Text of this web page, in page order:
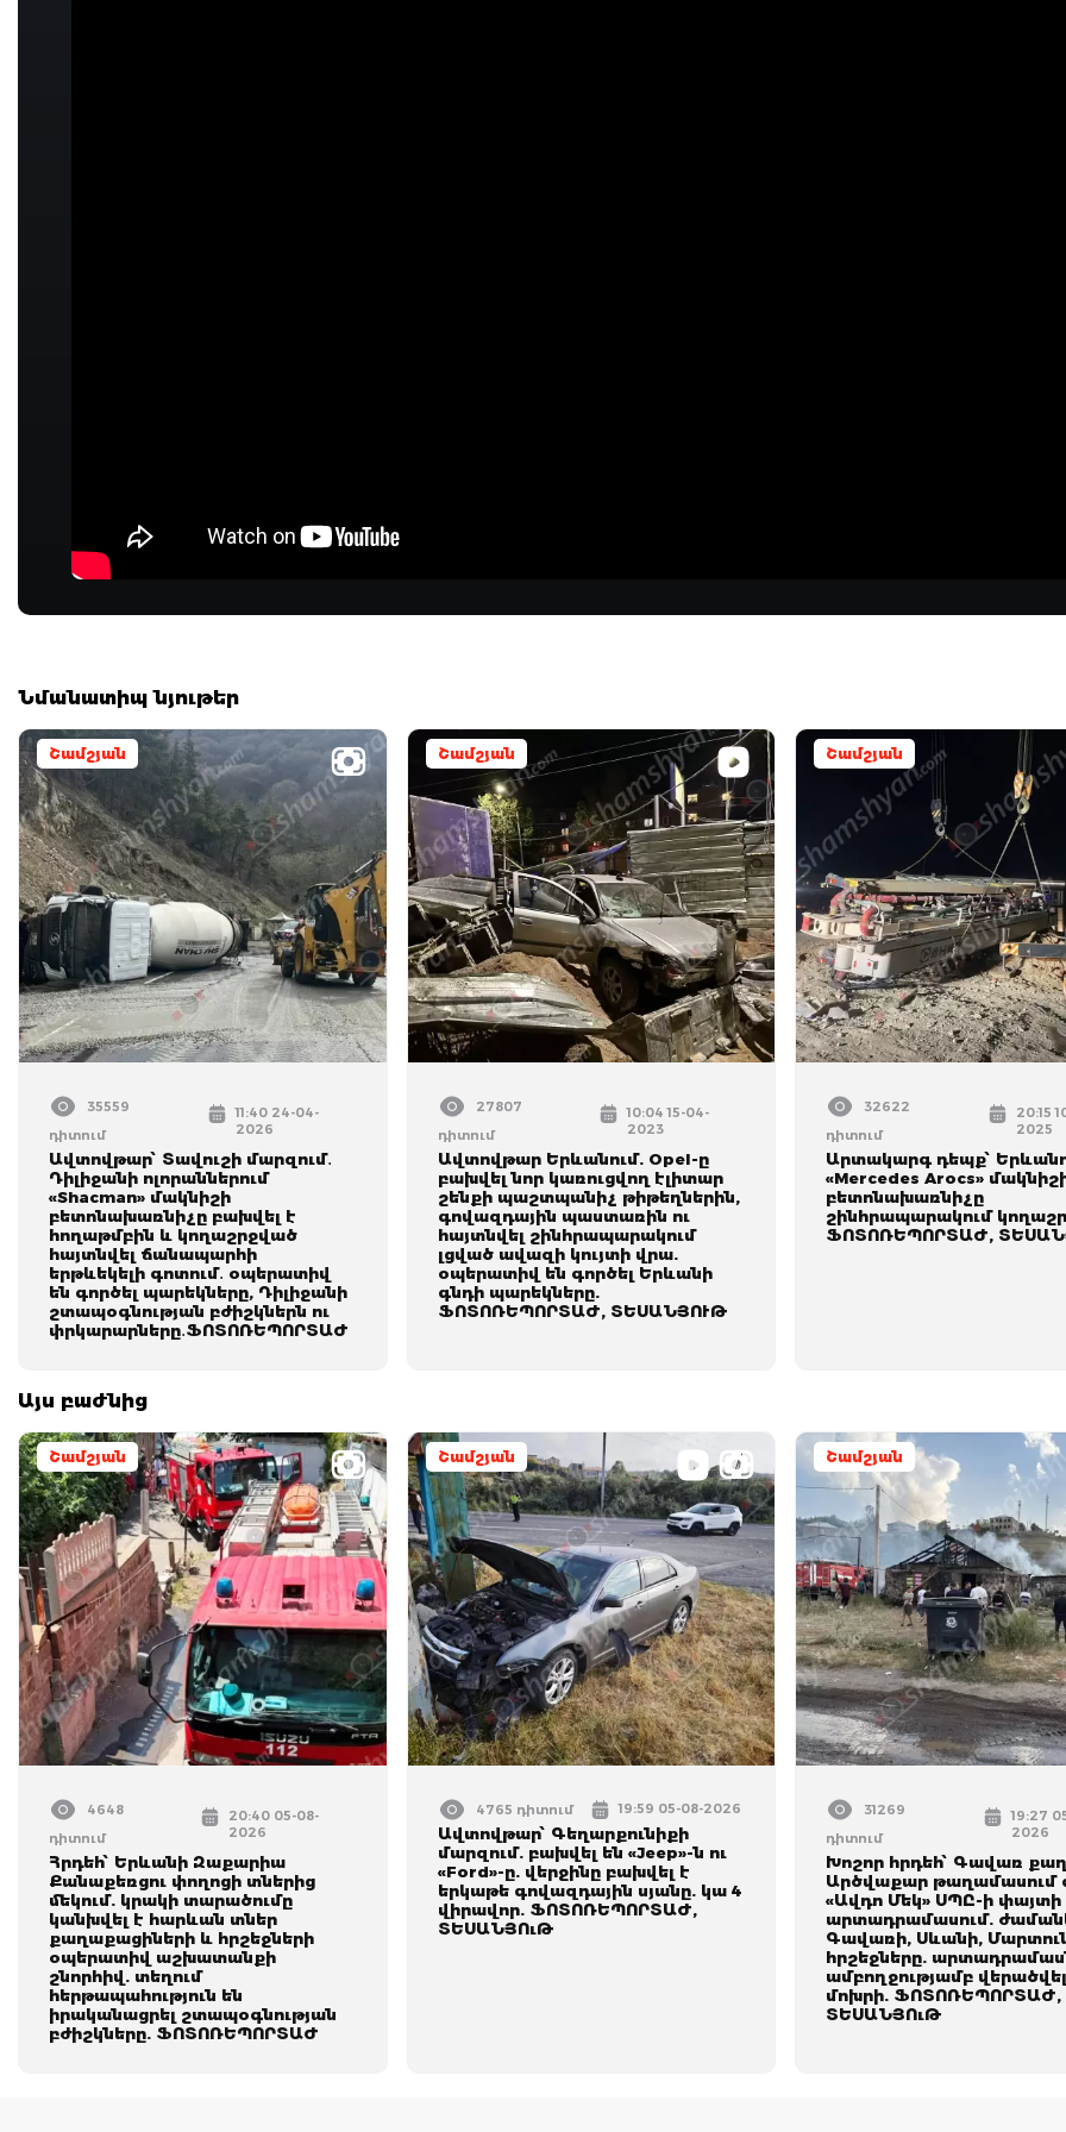
Նմանատիպ նյութեր
Շամշյան
35559
դիտում
11:40 24-04-
2026
Ավտովթար՝ Տավուշի մարզում․
Դիլիջանի ոլորաններում
«Shacman» մակնիշի
բետոնախառնիչը բախվել է
հողաթմբին և կողաշրջված
հայտնվել ճանապարհի
երթևեկելի գոտում․ օպերատիվ
են գործել պարեկները, Դիլիջանի
շտապօգնության բժիշկներն ու
փրկարարները․ՖՈՏՈՌԵՊՈՐՏԱԺ
Շամշյան
27807
դիտում
10:04 15-04-
2023
Ավտովթար Երևանում. Opel-ը
բախվել նոր կառուցվող էլիտար
շենքի պաշտպանիչ թիթեղներին,
գովազդային պաստառին ու
հայտնվել շինհրապարակում
լցված ավազի կույտի վրա.
օպերատիվ են գործել Երևանի
գնդի պարեկները.
ՖՈՏՈՌԵՊՈՐՏԱԺ, ՏԵՍԱՆՅՈՒԹ
Շամշյան
32622
դիտում
20:15
2025
Արտակարգ դեպք՝
«Mercedes Arocs»
բետոնախառնիչը
շինհրապարակում
ՖՈՏՈՌԵՊՈՐՏԱԺ,
Այս բաժնից
Շամշյան
4648
դիտում
20:40 05-08-
2026
Հրդեհ՝ Երևանի Զաքարիա
Քանաքեռցու փողոցի տներից
մեկում. կրակի տարածումը
կանխվել է հարևան տներ
քաղաքացիների և հրշեջների
օպերատիվ աշխատանքի
շնորհիվ. տեղում
հերթապահություն են
իրականացրել շտապօգնության
բժիշկները. ՖՈՏՈՌԵՊՈՐՏԱԺ
Շամշյան
4765 դիտում 19:59 05-08-2026
Ավտովթար՝ Գեղարքունիքի
մարզում. բախվել են «Jeep»-ն ու
«Ford»-ը. վերջինը բախվել է
երկաթե գովազդային սյանը. կա 4
վիրավոր. ՖՈՏՈՌԵՊՈՐՏԱԺ,
ՏԵՍԱՆՅՈւԹ
Շամշյան
31269
դիտում
19:27
2026
Խոշոր հրդեհ՝ Գավառ
Արծվաքար թաղամասում
«Ավդո Մեկ» ՍՊԸ-ի փայտի
արտադրամասում.
Գավառի, Սևանի,
հրշեջները.
ամբողջությամբ
մոխրի. ՖՈՏՈՌԵՊՈՐՏԱԺ,
ՏԵՍԱՆՅՈւԹ